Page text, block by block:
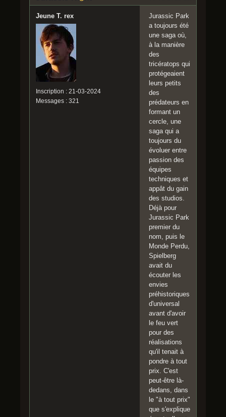
Jeune T. rex
Inscription : 21-03-2024
Messages : 321
Jurassic Park
a toujours été
une saga où,
à la manière
des
tricératops qui
protégeaient
leurs petits
des
prédateurs en
formant un
cercle, une
saga qui a
toujours du
évoluer entre
passion des
équipes
techniques et
appât du gain
des studios.
Déjà pour
Jurassic Park
premier du
nom, puis le
Monde Perdu,
Spielberg
avait du
écouter les
envies
préhistoriques
d'universal
avant d'avoir
le feu vert
pour des
réalisations
qu'il tenait à
pondre à tout
prix. C'est
peut-être là-
dedans, dans
le "à tout prix"
que s'explique